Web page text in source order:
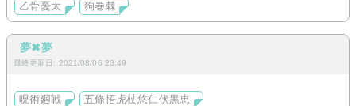
乙骨憂太
狗巻棘
夢✖︎夢
最終更新日: 2021/08/06 23:49
呪術廻戦
五條悟虎杖悠仁伏黒恵